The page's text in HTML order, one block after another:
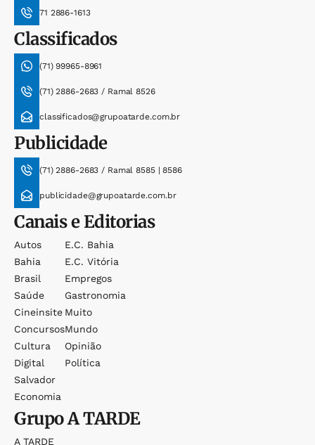
71 2886-1613
Classificados
(71) 99965-8961
(71) 2886-2683 / Ramal 8526
classificados@grupoatarde.com.br
Publicidade
(71) 2886-2683 / Ramal 8585 | 8586
publicidade@grupoatarde.com.br
Canais e Editorias
Autos
Bahia
Brasil
Saúde
Cineinsite
Concursos
Cultura
Digital
Salvador
Economia
E.c. Bahia
E.c. Vitória
Empregos
Gastronomia
Muito
Mundo
Opinião
Política
GrupoA TARDE
A TARDE